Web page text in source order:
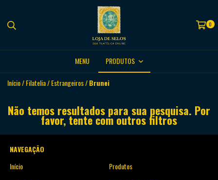
0
MENU PRODUTOS
Início/Filatelia/Estrangeiros/Brunei
Não temos resultados para sua pesquisa. Por
favor, tente com outros filtros
NAVEGAÇÃO
Início
Produtos